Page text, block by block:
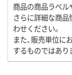
商品の商品ラベル
さらに詳細な商品
わせください。
また、販売単位に
するものではあり